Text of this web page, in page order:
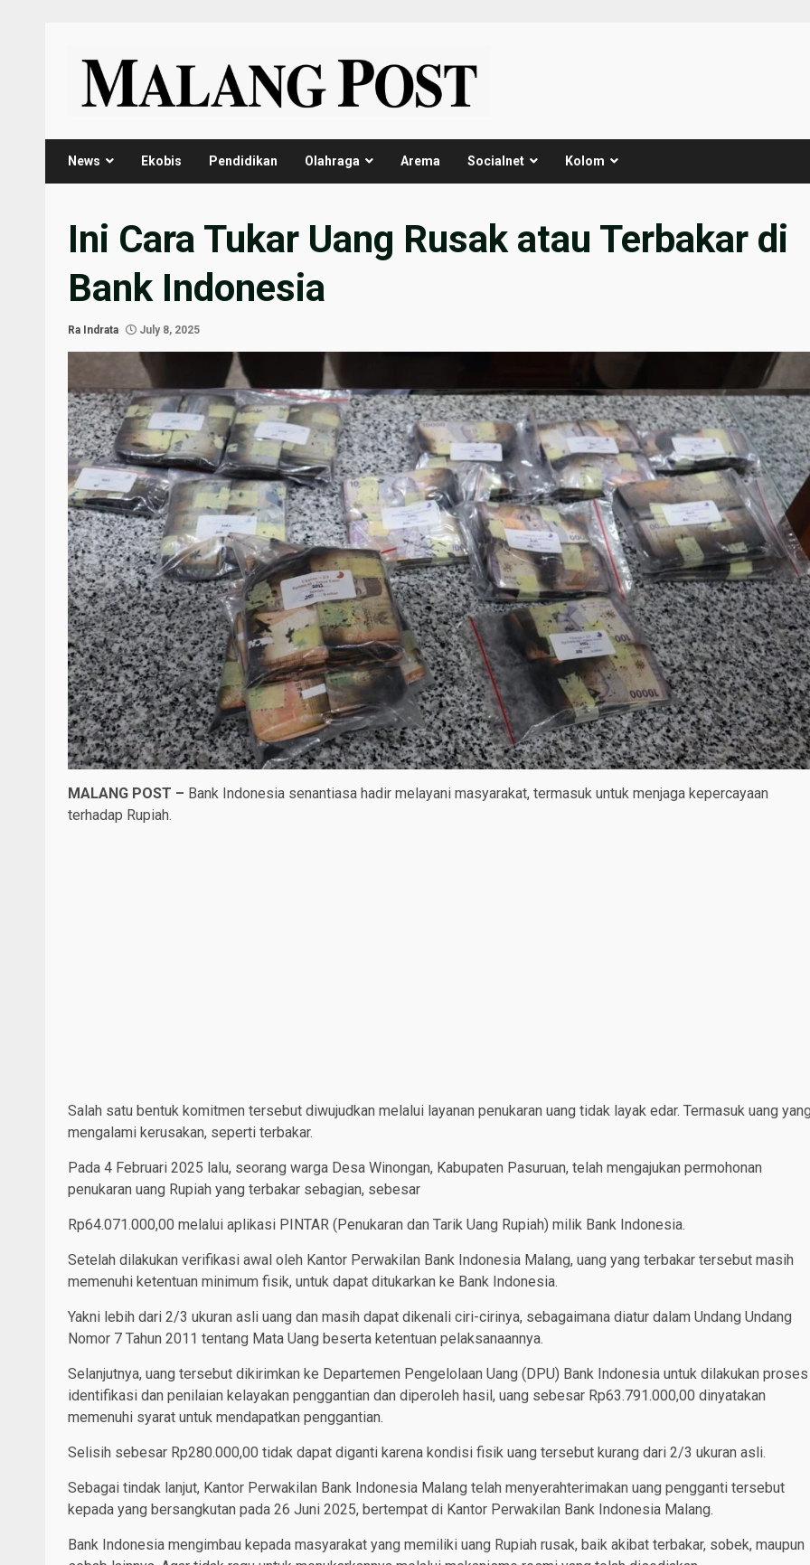
content
News Ekobis Pendidikan Olahraga Arema Socialnet Kolom
Ini Cara Tukar Uang Rusak atau Terbakar di
Bank Indonesia
Ra Indrata July 8, 2025
MALANG POST – Bank Indonesia senantiasa hadir melayani masyarakat, termasuk untuk menjaga kepercayaan
terhadap Rupiah.
Salah satu bentuk komitmen tersebut diwujudkan melalui layanan penukaran uang tidak layak edar. Termasuk uang
mengalami kerusakan, seperti terbakar.
Pada 4 Februari 2025 lalu, seorang warga Desa Winongan, Kabupaten Pasuruan, telah mengajukan permohonan
penukaran uang Rupiah yang terbakar sebagian, sebesar
Rp64.071.000,00 melalui aplikasi PINTAR (Penukaran dan Tarik Uang Rupiah) milik Bank Indonesia.
Setelah dilakukan verifikasi awal oleh Kantor Perwakilan Bank Indonesia Malang, uang yang terbakar tersebut masih
memenuhi ketentuan minimum fisik, untuk dapat ditukarkan ke Bank Indonesia.
Yakni lebih dari 2/3 ukuran asli uang dan masih dapat dikenali ciri-cirinya, sebagaimana diatur dalam Undang Undang
Nomor 7 Tahun 2011 tentang Mata Uang beserta ketentuan pelaksanaannya.
Selanjutnya, uang tersebut dikirimkan ke Departemen Pengelolaan Uang (DPU) Bank Indonesia untuk dilakukan proses
identifikasi dan penilaian kelayakan penggantian dan diperoleh hasil, uang sebesar Rp63.791.000,00 dinyatakan
memenuhi syarat untuk mendapatkan penggantian.
Selisih sebesar Rp280.000,00 tidak dapat diganti karena kondisi fisik uang tersebut kurang dari 2/3 ukuran asli.
Sebagai tindak lanjut, Kantor Perwakilan Bank Indonesia Malang telah menyerahterimakan uang pengganti tersebut
kepada yang bersangkutan pada 26 Juni 2025, bertempat di Kantor Perwakilan Bank Indonesia Malang.
Bank Indonesia mengimbau kepada masyarakat yang memiliki uang Rupiah rusak, baik akibat terbakar, sobek, maupun